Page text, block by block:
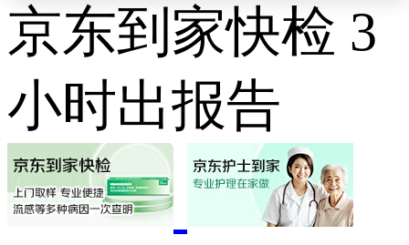
京东到家快检 3
小时出报告